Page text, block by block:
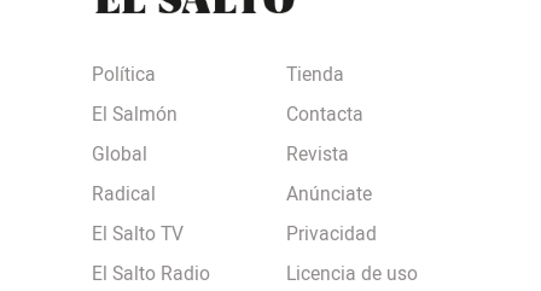
Política
El Salmón
Global
Radical
El Salto TV
El Salto Radio
Tienda
Contacta
Revista
Anúnciate
Privacidad
Licencia de uso